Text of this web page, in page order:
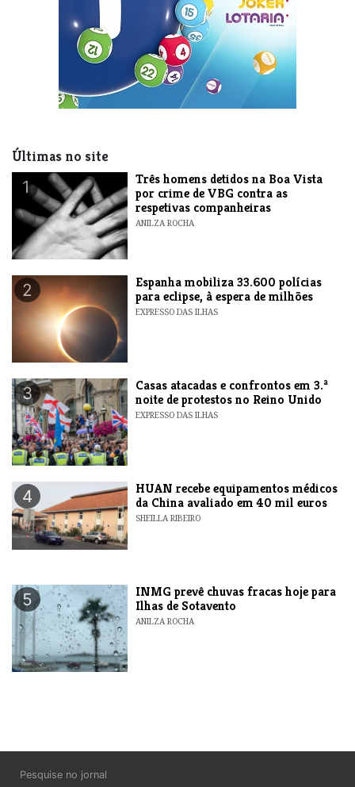
Últimas no site
1
Três homens detidos na Boa Vista
por crime de VBG contra as
respetivas companheiras
ANILZA ROCHA
2
Espanha mobiliza 33.600 polícias
para eclipse, à espera de milhões
EXPRESSO DAS ILHAS
3
Casas atacadas e confrontos em 3.ª
noite de protestos no Reino Unido
EXPRESSO DAS ILHAS
4
HUAN recebe equipamentos médicos
da China avaliado em 40 mil euros
SHEILLA RIBEIRO
5
INMG prevê chuvas fracas hoje para
Ilhas de Sotavento
ANILZA ROCHA
Pesquise no jornal